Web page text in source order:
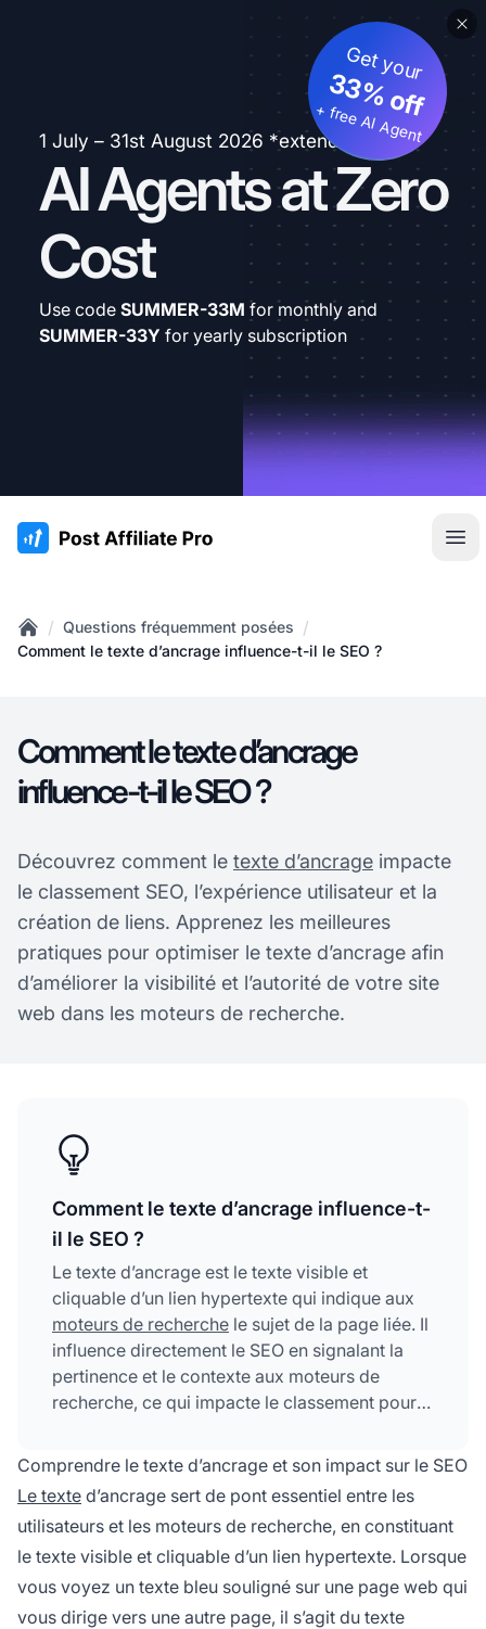
1 July – 31st August 2026 *extended
AI Agents at Zero
Cost
Get your
33% off
+ free AI Agent
Use code SUMMER-33M for monthly and
SUMMER-33Y for yearly subscription
:site.title
Home
/ Questions fréquemment posées /
Comment le texte d’ancrage influence-t-il le SEO ?
Comment le texte d’ancrage
influence-t-il le SEO ?
Découvrez comment le texte d’ancrage impacte
le classement SEO, l’expérience utilisateur et la
création de liens. Apprenez les meilleures
pratiques pour optimiser le texte d’ancrage afin
d’améliorer la visibilité et l’autorité de votre site
web dans les moteurs de recherche.
Comment le texte d’ancrage influence-t-
il le SEO ?
Le texte d’ancrage est le texte visible et
cliquable d’un lien hypertexte qui indique aux
moteurs de recherche le sujet de la page liée. Il
influence directement le SEO en signalant la
pertinence et le contexte aux moteurs de
recherche, ce qui impacte le classement pour
texte d’ancrage améliore à la fois le
référencement et l’expérience utilisateur, tandis
qu’une suroptimisation peut entraîner des
pénalités.
Comprendre le texte d’ancrage et son impact sur le SEO
Le texte d’ancrage sert de pont essentiel entre les
utilisateurs et les moteurs de recherche, en constituant
le texte visible et cliquable d’un lien hypertexte. Lorsque
vous voyez un texte bleu souligné sur une page web qui
vous dirige vers une autre page, il s’agit du texte